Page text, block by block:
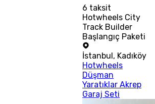
6 taksit
Hotwheels City
Track Builder
Başlangıç Paketi
İstanbul, Kadıköy
Hotwheels
Düşman
Yaratıklar Akrep
Garaj Seti